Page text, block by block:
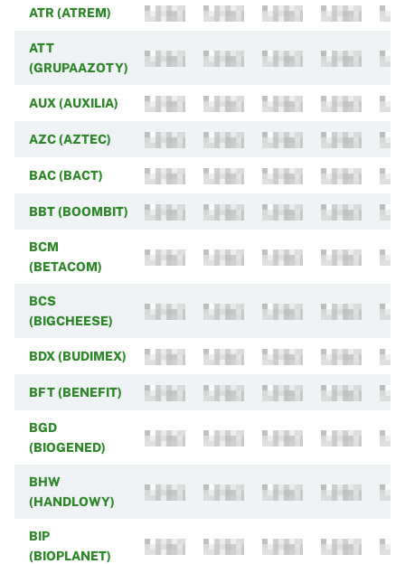
ATR (ATREM)
ATT
(GRUPAAZOTY)
AUX (AUXILIA)
AZC (AZTEC)
BAC (BACT)
BBT (BOOMBIT)
BCM
(BETACOM)
BCS
(BIGCHEESE)
BDX (BUDIMEX)
BFT (BENEFIT)
BGD
(BIOGENED)
BHW
(HANDLOWY)
BIP
(BIOPLANET)